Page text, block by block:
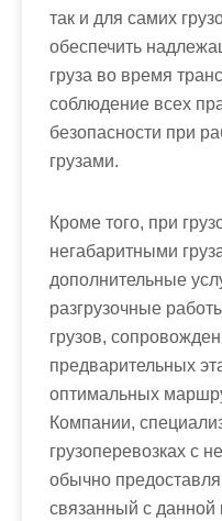
так и для самих
обеспечить
груза во время
соблюдение всех
безопасности при
грузами.
Кроме того, при
негабаритными
дополнительные
разгрузочные
грузов,
предварительных
оптимальных
Компании,
грузоперевозках с
обычно
связанный с данной